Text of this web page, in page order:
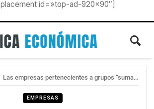
id=»top-ad-920×90″]
Las empresas pertenecientes a grupos “suman el 65% del negocio”
EMPRESAS